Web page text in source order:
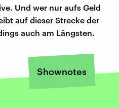
Und wer nur aufs Geld
auf dieser Strecke der
auch am Längsten.
Shownotes